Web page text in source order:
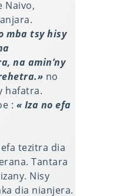
Naivo,
mba tsy hisy
na amin’ny
no
hafatra.
: « Iza no efa
tezitra dia
Tantara
Nisy
dia nianjera.